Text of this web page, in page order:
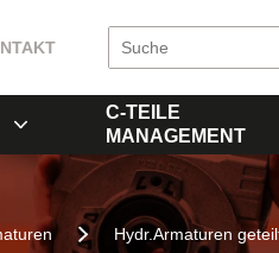
C-TEILE
MANAGEMENT
Hydr.Armaturen